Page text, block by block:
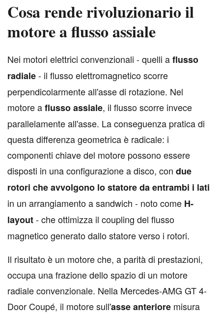
Cosa rende rivoluzionario il
motore a flusso assiale
Nei motori elettrici convenzionali - quelli aflusso
radiale- il flusso elettromagnetico scorre
perpendicolarmente all'asse di rotazione. Nel
motore aflusso assiale, il flusso scorre invece
parallelamente all'asse. La conseguenza pratica di
questa differenza geometrica è radicale: i
componenti chiave del motore possono essere
disposti in una configurazione a disco, con due
rotori che avvolgono lo statore da entrambi i lati
in un arrangiamento a sandwich - noto come H-
layout- che ottimizza il coupling del flusso
magnetico generato dallo statore verso i rotori.
Il risultato è un motore che, a parità di prestazioni,
occupa una frazione dello spazio di un motore
radiale convenzionale. Nella Mercedes-AMG GT 4-
Door Coupé, il motore sull'asse anteriore misura